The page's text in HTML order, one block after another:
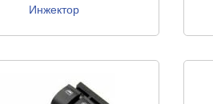
Инжектор